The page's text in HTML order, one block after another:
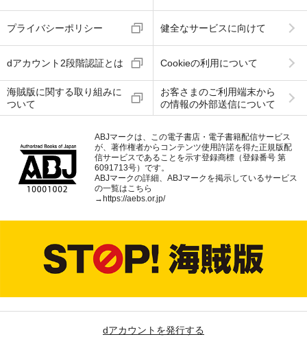
プライバシーポリシー 健全なサービスに向けて
dアカウント2段階認証とは Cookieの利用について
海賊版に関する取り組みに
ついて
お客さまのご利用端末から
の情報の外部送信について
ABJマークは、この電子書店・電子書籍配信サービス
が、著作権者からコンテンツ使用許諾を得た正規版配
信サービスであることを示す登録商標（登録番号 第
6091713号）です。
ABJマークの詳細、ABJマークを掲示しているサービス
の一覧はこちら
→ https://aebs.or.jp/
dアカウントを発行する